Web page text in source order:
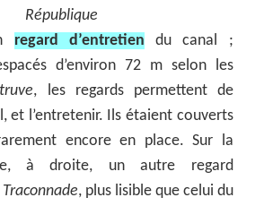
République
regard d’entretien
du canal ;
d’environ 72 m selon les
, les regards permettent de
et l’entretenir. Ils étaient couverts
encore en place. Sur la
à droite, un autre regard
Traconnade, plus lisible que celui du